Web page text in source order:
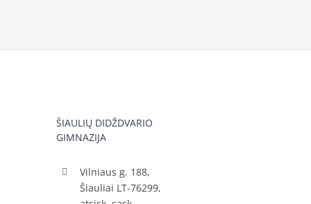
ŠIAULIŲ DIDŽDVARIO
GIMNAZIJA
Vilniaus g. 188,
Šiauliai LT-76299,